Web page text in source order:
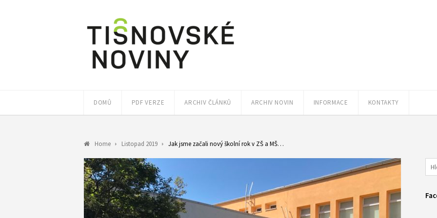
DOMŮ PDF VERZE ARCHIV ČLÁNKŮ ARCHIV NOVIN INFORMACE KONTAKTY
Home Listopad 2019 Jak jsme začali nový školní rok v ZŠ a MŠ…